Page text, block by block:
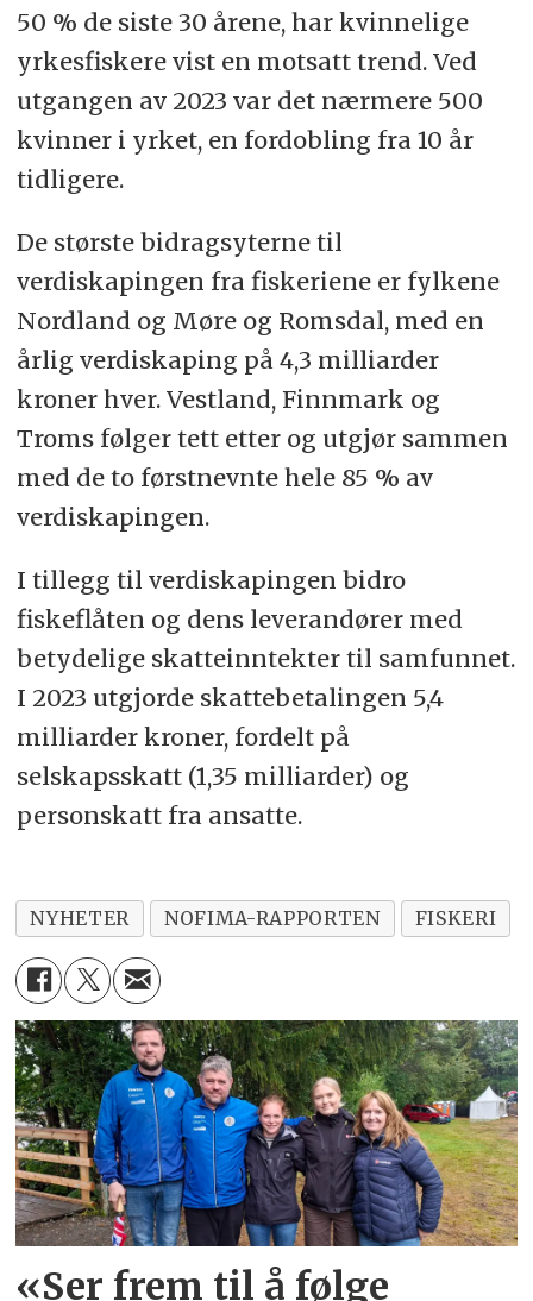
50 % de siste 30 årene, har kvinnelige
yrkesfiskere vist en motsatt trend. Ved
utgangen av 2023 var det nærmere 500
kvinner i yrket, en fordobling fra 10 år
tidligere.
De største bidragsyterne til
verdiskapingen fra fiskeriene er fylkene
Nordland og Møre og Romsdal, med en
årlig verdiskaping på 4,3 milliarder
kroner hver. Vestland, Finnmark og
Troms følger tett etter og utgjør sammen
med de to førstnevnte hele 85 % av
verdiskapingen.
I tillegg til verdiskapingen bidro
fiskeflåten og dens leverandører med
betydelige skatteinntekter til samfunnet.
I 2023 utgjorde skattebetalingen 5,4
milliarder kroner, fordelt på
selskapsskatt (1,35 milliarder) og
personskatt fra ansatte.
NYHETER NOFIMA-RAPPORTEN FISKERI
«Ser frem til å følge